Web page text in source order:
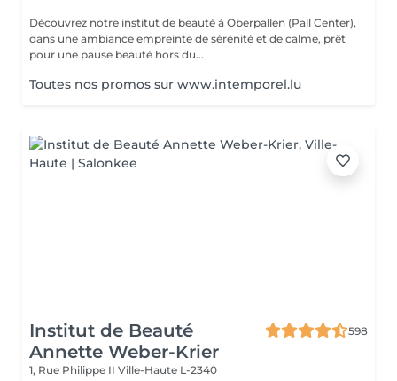
Découvrez notre institut de beauté à Oberpallen (Pall Center),
dans une ambiance empreinte de sérénité et de calme, prêt
pour une pause beauté hors du...
Toutes nos promos sur www.intemporel.lu
Institut de Beauté
Annette Weber-Krier
598
1, Rue Philippe II Ville-Haute L-2340